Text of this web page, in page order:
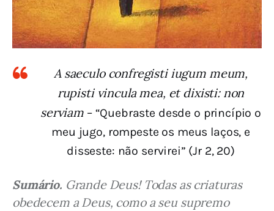
A saeculo confregisti iugum meum,
rupisti vincula mea, et dixisti: non
serviam– “Quebraste desde o princípio o
meu jugo, rompeste os meus laços, e
disseste: não servirei” (Jr 2, 20)
Sumário. Grande Deus! Todas as criaturas
obedecem a Deus, como a seu supremo